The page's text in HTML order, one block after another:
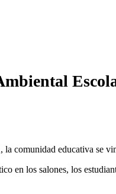
comunidad educativa se
en los salones, los